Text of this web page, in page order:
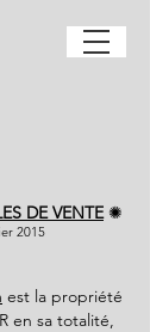
DE VENTE✺
2015​
est la propriété
en sa totalité,